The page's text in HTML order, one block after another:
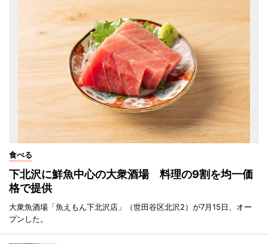
食べる
下北沢に鮮魚中心の大衆酒場 料理の9割を均一価
格で提供
大衆魚酒場「魚えもん下北沢店」（世田谷区北沢2）が7月15日、オー
プンした。